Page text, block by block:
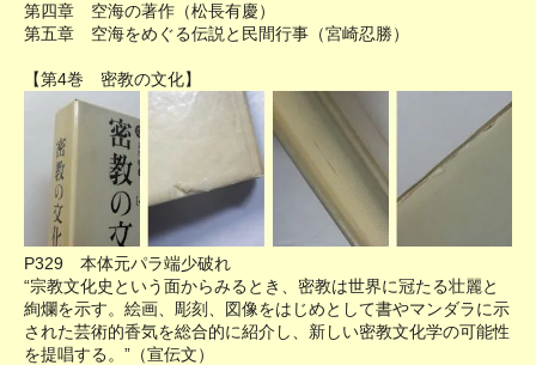
第四章 空海の著作（松長有慶）
第五章 空海をめぐる伝説と民間行事（宮崎忍勝）
【第4巻 密教の文化】
P329 本体元パラ端少破れ
“宗教文化史という面からみるとき、密教は世界に冠たる壮麗と
絢爛を示す。絵画、彫刻、図像をはじめとして書やマンダラに示
された芸術的香気を総合的に紹介し、新しい密教文化学の可能性
を提唱する。”（宣伝文）